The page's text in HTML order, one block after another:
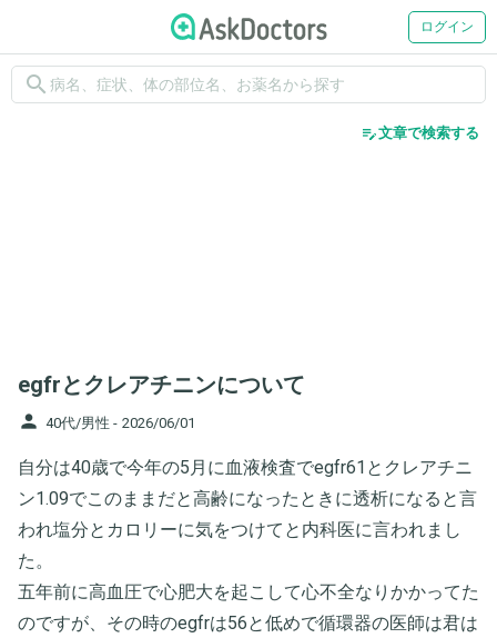
ログイン
search
edit_note文章で検索する
egfrとクレアチニンについて
person 40代/男性 - 2026/06/01
自分は40歳で今年の5月に血液検査でegfr61とクレアチニ
ン1.09でこのままだと高齢になったときに透析になると言
われ塩分とカロリーに気をつけてと内科医に言われまし
た。
五年前に高血圧で心肥大を起こして心不全なりかかってた
のですが、その時のegfrは56と低めで循環器の医師は君は